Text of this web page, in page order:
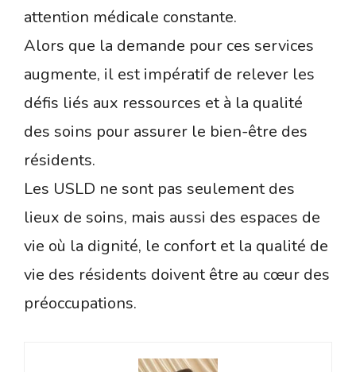
attention médicale constante.
Alors que la demande pour ces services
augmente, il est impératif de relever les
défis liés aux ressources et à la qualité
des soins pour assurer le bien-être des
résidents.
Les USLD ne sont pas seulement des
lieux de soins, mais aussi des espaces de
vie où la dignité, le confort et la qualité de
vie des résidents doivent être au cœur des
préoccupations.